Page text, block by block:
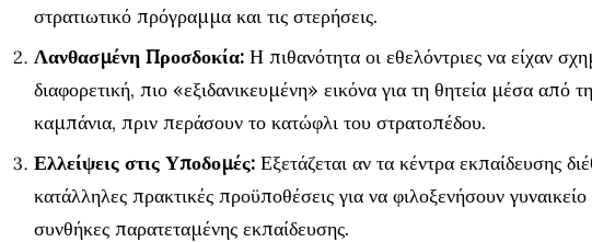
στρατιωτικό πρόγραμμα και τις στερήσεις.
Λανθασμένη Προσδοκία: Η πιθανότητα οι εθελόντριες να είχαν
διαφορετική, πιο «εξιδανικευμένη» εικόνα για τη θητεία μέσα από
καμπάνια, πριν περάσουν το κατώφλι του στρατοπέδου.
Ελλείψεις στις Υποδομές: Εξετάζεται αν τα κέντρα εκπαίδευσης
κατάλληλες πρακτικές προϋποθέσεις για να φιλοξενήσουν
συνθήκες παρατεταμένης εκπαίδευσης.